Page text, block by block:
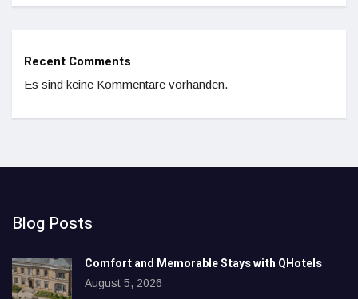
Recent Comments
Es sind keine Kommentare vorhanden.
Blog Posts
Comfort and Memorable Stays with QHotels
August 5, 2026